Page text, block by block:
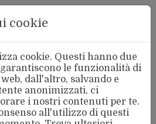
cookie
cookie. Questi hanno due
le funzionalità di
dall'altro, salvando e
anonimizzati, ci
i nostri contenuti per te.
all'utilizzo di questi